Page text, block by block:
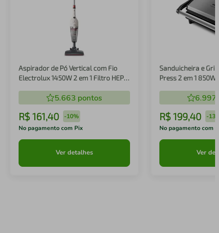
Aspirador de Pó Vertical com Fio
Electrolux 1450W 2 em 1 Filtro HEPA
5.663 pontos
R$ 161,40 -10%
No pagamento com Pix
Ver detalhes
Sanduicheira e
Press 2 em 1 850W
6.997
R$ 199,40 -
No pagamento com
Ver